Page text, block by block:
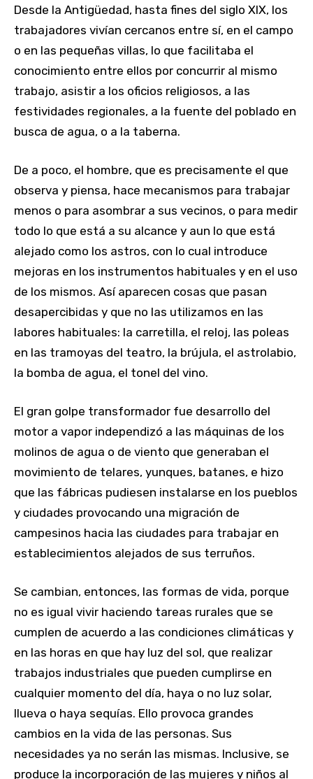
Desde la Antigüedad, hasta fines del siglo XIX, los
trabajadores vivían cercanos entre sí, en el campo
o en las pequeñas villas, lo que facilitaba el
conocimiento entre ellos por concurrir al mismo
trabajo, asistir a los oficios religiosos, a las
festividades regionales, a la fuente del poblado en
busca de agua, o a la taberna.
De a poco, el hombre, que es precisamente el que
observa y piensa, hace mecanismos para trabajar
menos o para asombrar a sus vecinos, o para medir
todo lo que está a su alcance y aun lo que está
alejado como los astros, con lo cual introduce
mejoras en los instrumentos habituales y en el uso
de los mismos. Así aparecen cosas que pasan
desapercibidas y que no las utilizamos en las
labores habituales: la carretilla, el reloj, las poleas
en las tramoyas del teatro, la brújula, el astrolabio,
la bomba de agua, el tonel del vino.
El gran golpe transformador fue desarrollo del
motor a vapor independizó a las máquinas de los
molinos de agua o de viento que generaban el
movimiento de telares, yunques, batanes, e hizo
que las fábricas pudiesen instalarse en los pueblos
y ciudades provocando una migración de
campesinos hacia las ciudades para trabajar en
establecimientos alejados de sus terruños.
Se cambian, entonces, las formas de vida, porque
no es igual vivir haciendo tareas rurales que se
cumplen de acuerdo a las condiciones climáticas y
en las horas en que hay luz del sol, que realizar
trabajos industriales que pueden cumplirse en
cualquier momento del día, haya o no luz solar,
llueva o haya sequías. Ello provoca grandes
cambios en la vida de las personas. Sus
necesidades ya no serán las mismas. Inclusive, se
produce la incorporación de las mujeres y niños al